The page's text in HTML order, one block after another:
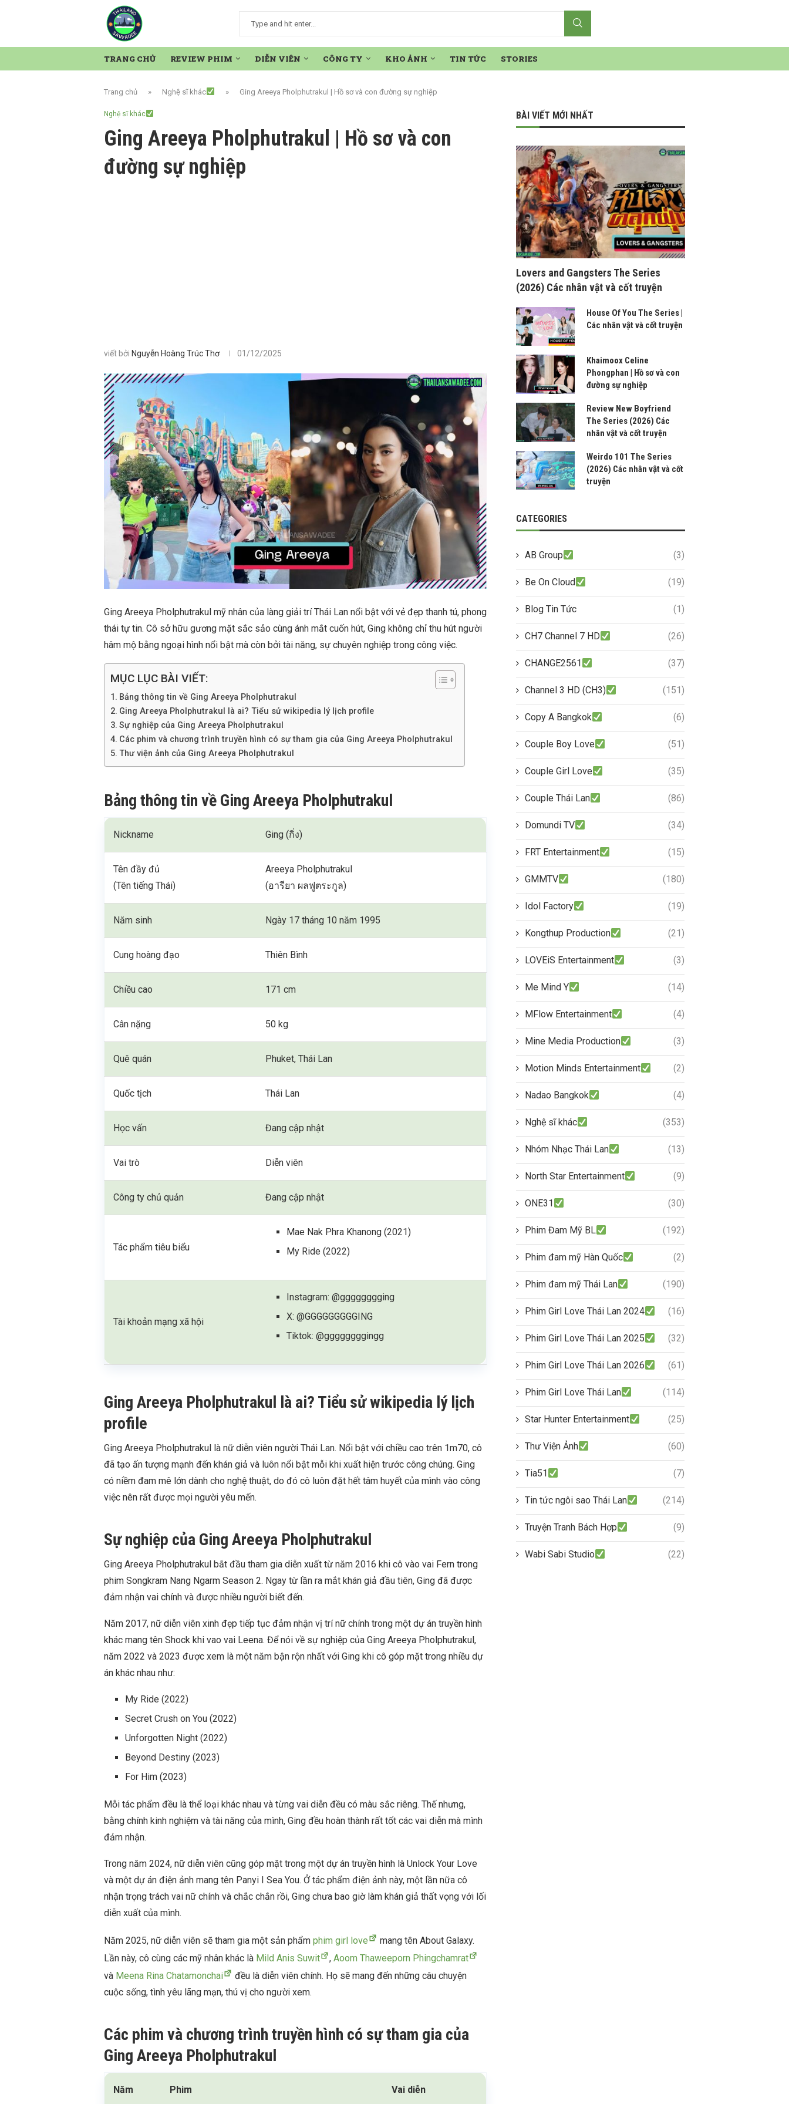
TRANG CHỦ REVIEW PHIM DIỄN VIÊN CÔNG TY KHO ẢNH TIN TỨC STORIES
Trang chủ » Nghệ sĩ khác » Ging Areeya Pholphutrakul | Hồ sơ và con đường sự nghiệp
Nghệ sĩ khác
Ging Areeya Pholphutrakul | Hồ sơ và con
đường sự nghiệp
viết bởi Nguyễn Hoàng Trúc Thơ 01/12/2025
Ging Areeya Pholphutrakul mỹ nhân của làng giải trí Thái Lan nổi bật với vẻ đẹp thanh tú, phong
thái tự tin. Cô sở hữu gương mặt sắc sảo cùng ánh mắt cuốn hút, Ging không chỉ thu hút người
hâm mộ bằng ngoại hình nổi bật mà còn bởi tài năng, sự chuyên nghiệp trong công việc.
MỤC LỤC BÀI VIẾT:
Bảng thông tin về Ging Areeya Pholphutrakul
Ging Areeya Pholphutrakul là ai? Tiểu sử wikipedia lý lịch profile
Sự nghiệp của Ging Areeya Pholphutrakul
Các phim và chương trình truyền hình có sự tham gia của Ging Areeya Pholphutrakul
Thư viện ảnh của Ging Areeya Pholphutrakul
Bảng thông tin về Ging Areeya Pholphutrakul
Nickname Ging (กิ่ง)
Tên đầy đủ
(Tên tiếng Thái)
Areeya Pholphutrakul
(อารียา ผลฟูตระกูล)
Năm sinh Ngày 17 tháng 10 năm 1995
Cung hoàng đạo Thiên Bình
Chiều cao 171 cm
Cân nặng 50 kg
Quê quán Phuket, Thái Lan
Quốc tịch Thái Lan
Học vấn Đang cập nhật
Vai trò Diễn viên
Công ty chủ quản Đang cập nhật
Tác phẩm tiêu biểu
Mae Nak Phra Khanong (2021)
My Ride (2022)
Tài khoản mạng xã hội
Instagram: @gggggggging
X: @GGGGGGGGGING
Tiktok: @ggggggggingg
Ging Areeya Pholphutrakul là ai? Tiểu sử wikipedia lý lịch
profile
Ging Areeya Pholphutrakul là nữ diễn viên người Thái Lan. Nổi bật với chiều cao trên 1m70, cô
đã tạo ấn tượng mạnh đến khán giả và luôn nổi bật mỗi khi xuất hiện trước công chúng. Ging
có niềm đam mê lớn dành cho nghệ thuật, do đó cô luôn đặt hết tâm huyết của mình vào công
việc nên rất được mọi người yêu mến.
Sự nghiệp của Ging Areeya Pholphutrakul
Ging Areeya Pholphutrakul bắt đầu tham gia diễn xuất từ năm 2016 khi cô vào vai Fern trong
phim Songkram Nang Ngarm Season 2. Ngay từ lần ra mắt khán giả đầu tiên, Ging đã được
đảm nhận vai chính và được nhiều người biết đến.
Năm 2017, nữ diễn viên xinh đẹp tiếp tục đảm nhận vị trí nữ chính trong một dự án truyền hình
khác mang tên Shock khi vao vai Leena. Để nói về sự nghiệp của Ging Areeya Pholphutrakul,
năm 2022 và 2023 được xem là một năm bận rộn nhất với Ging khi cô góp mặt trong nhiều dự
án khác nhau như:
My Ride (2022)
Secret Crush on You (2022)
Unforgotten Night (2022)
Beyond Destiny (2023)
For Him (2023)
Mỗi tác phẩm đều là thể loại khác nhau và từng vai diễn đều có màu sắc riêng. Thế nhưng,
bằng chính kinh nghiệm và tài năng của mình, Ging đều hoàn thành rất tốt các vai diễn mà mình
đảm nhận.
Trong năm 2024, nữ diễn viên cũng góp mặt trong một dự án truyền hình là Unlock Your Love
và một dự án điện ảnh mang tên Panyi I Sea You. Ở tác phẩm điện ảnh này, một lần nữa cô
nhận trọng trách vai nữ chính và chắc chắn rồi, Ging chưa bao giờ làm khán giả thất vọng với lối
diễn xuất của mình.
Năm 2025, nữ diễn viên sẽ tham gia một sản phẩm phim girl love
mang tên About Galaxy.
Lần này, cô cùng các mỹ nhân khác là Mild Anis Suwit , Aoom Thaweeporn Phingchamrat
và Meena Rina Chatamonchai
đều là diễn viên chính. Họ sẽ mang đến những câu chuyện
cuộc sống, tình yêu lãng mạn, thú vị cho người xem.
Các phim và chương trình truyền hình có sự tham gia của
Ging Areeya Pholphutrakul
Năm Phim Vai diễn
BÀI VIẾT MỚI NHẤT
Lovers and Gangsters The Series
(2026) Các nhân vật và cốt truyện
House Of You The Series |
Các nhân vật và cốt truyện
Khaimoox Celine
Phongphan | Hồ sơ và con
đường sự nghiệp
Review New Boyfriend
The Series (2026) Các
nhân vật và cốt truyện
Weirdo 101 The Series
(2026) Các nhân vật và cốt
truyện
CATEGORIES
AB Group (3)
Be On Cloud (19)
Blog Tin Tức (1)
CH7 Channel 7 HD (26)
CHANGE2561 (37)
Channel 3 HD (CH3) (151)
Copy A Bangkok (6)
Couple Boy Love (51)
Couple Girl Love (35)
Couple Thái Lan (86)
Domundi TV (34)
FRT Entertainment (15)
GMMTV (180)
Idol Factory (19)
Kongthup Production (21)
LOVEiS Entertainment (3)
Me Mind Y (14)
MFlow Entertainment (4)
Mine Media Production (3)
Motion Minds Entertainment (2)
Nadao Bangkok (4)
Nghệ sĩ khác (353)
Nhóm Nhạc Thái Lan (13)
North Star Entertainment (9)
ONE31 (30)
Phim Đam Mỹ BL (192)
Phim đam mỹ Hàn Quốc (2)
Phim đam mỹ Thái Lan (190)
Phim Girl Love Thái Lan 2024 (16)
Phim Girl Love Thái Lan 2025 (32)
Phim Girl Love Thái Lan 2026 (61)
Phim Girl Love Thái Lan (114)
Star Hunter Entertainment (25)
Thư Viện Ảnh (60)
Tia51 (7)
Tin tức ngôi sao Thái Lan (214)
Truyện Tranh Bách Hợp (9)
Wabi Sabi Studio (22)